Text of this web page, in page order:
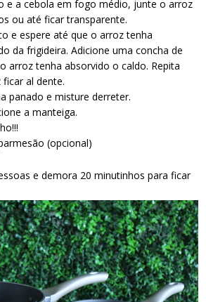
e a cebola em fogo médio, junte o arroz
ou até ficar transparente.
e espere até que o arroz tenha
da frigideira. Adicione uma concha de
arroz tenha absorvido o caldo. Repita
al dente.
panado e misture derreter.
a manteiga.
(opcional)
e demora 20 minutinhos para ficar